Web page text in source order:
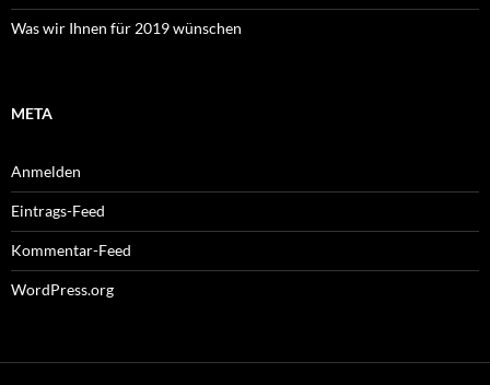
Was wir Ihnen für 2019 wünschen
META
Anmelden
Eintrags-Feed
Kommentar-Feed
WordPress.org